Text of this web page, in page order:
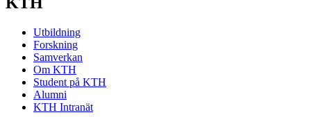
Utbildning
Forskning
Samverkan
Om KTH
Student på KTH
Alumni
KTH Intranät